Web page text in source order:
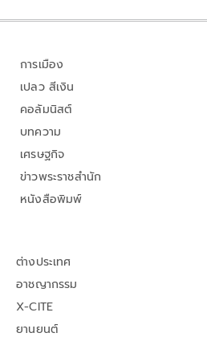
การเมือง
เปลว สีเงิน
คอลัมนิสต์
บทความ
เศรษฐกิจ
ข่าวพระราชสำนัก
หนังสือพิมพ์
ต่างประเทศ
อาชญากรรม
X-CITE
ยานยนต์